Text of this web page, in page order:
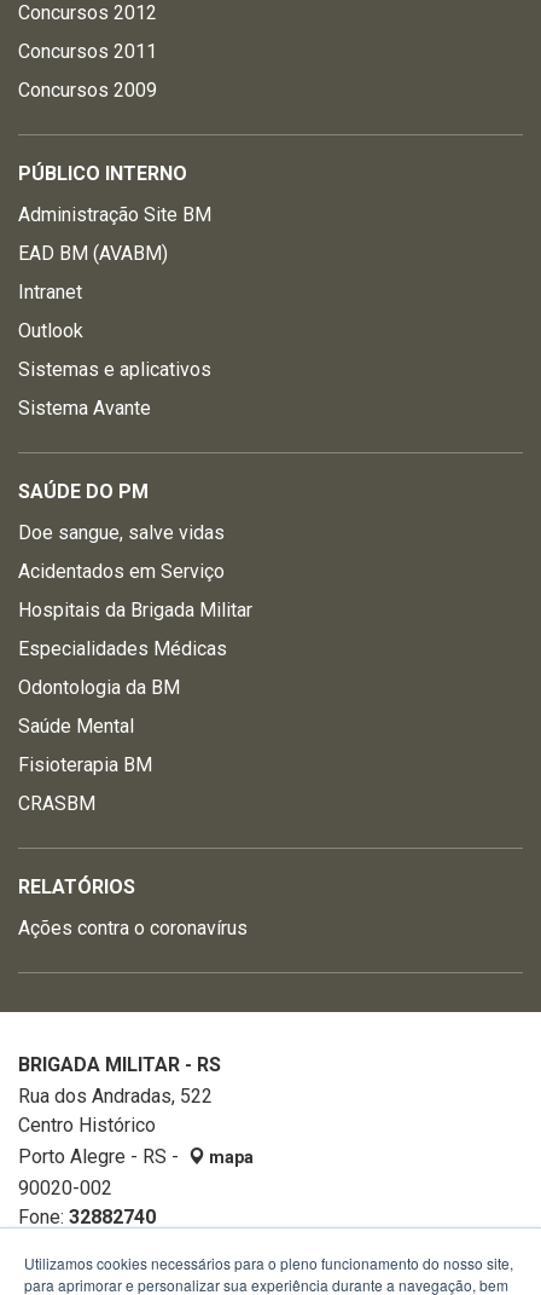
Concursos 2012
Concursos 2011
Concursos 2009
PÚBLICO INTERNO
Administração Site BM
EAD BM (AVABM)
Intranet
Outlook
Sistemas e aplicativos
Sistema Avante
SAÚDE DO PM
Doe sangue, salve vidas
Acidentados em Serviço
Hospitais da Brigada Militar
Especialidades Médicas
Odontologia da BM
Saúde Mental
Fisioterapia BM
CRASBM
RELATÓRIOS
Ações contra o coronavírus
BRIGADA MILITAR - RS
Rua dos Andradas, 522
Centro Histórico
Porto Alegre - RS -
mapa
90020-002
Fone: 32882740
Utilizamos cookies necessários para o pleno funcionamento do nosso site,
para aprimorar e personalizar sua experiência durante a navegação, bem